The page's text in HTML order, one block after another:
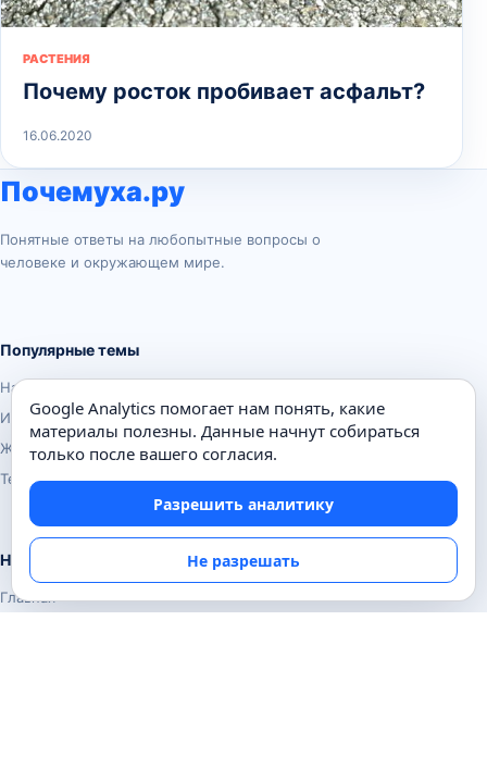
РАСТЕНИЯ
Почему росток пробивает асфальт?
16.06.2020
Почемуха.ру
Понятные ответы на любопытные вопросы о
человеке и окружающем мире.
Популярные темы
Наука
История
Животные
Техника
Навигация
Главная
Google Analytics помогает нам понять, какие
материалы полезны. Данные начнут собираться
только после вашего согласия.
Разрешить аналитику
Не разрешать